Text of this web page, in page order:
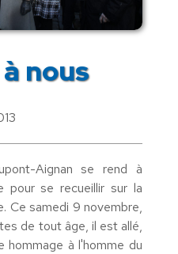
nous
Aignan se rend à
pour se recueillir sur la
Ce samedi 9 novembre,
de tout âge, il est allé,
hommage à l'homme du